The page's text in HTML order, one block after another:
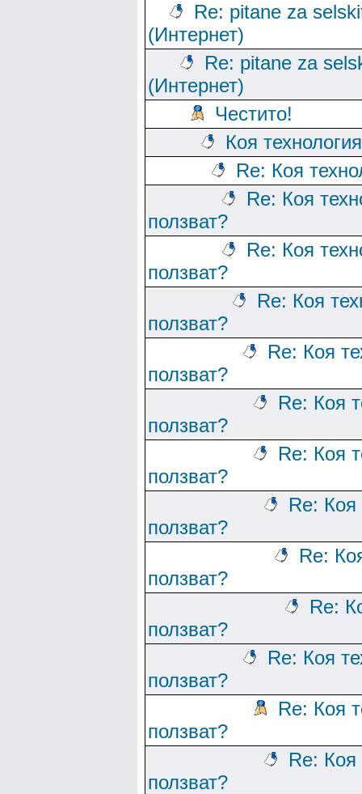
Re: pitane za
(Интернет)
Re: pitane za
(Интернет)
Честито!
Коя
Re: Коя
Re: Коя
ползват?
Re: Коя
ползват?
Re: Коя
ползват?
Re: Коя
ползват?
Re: Коя
ползват?
Re: Коя
ползват?
Re: Коя
ползват?
Re:
ползват?
Re:
ползват?
Re: Коя
ползват?
Re: Коя
ползват?
Re: Коя
ползват?